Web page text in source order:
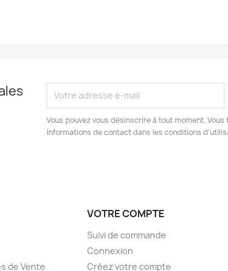
Vous pouvez vous désinscrire à tout moment.
informations de contact dans les conditions
de Vente
VOTRE COMPTE
Suivi de commande
Connexion
Créez votre compte